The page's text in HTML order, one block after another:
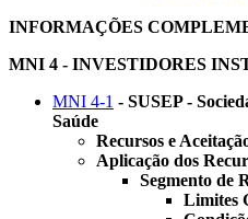
INFORMAÇÕES
MNI 4 - INVESTIDORES
MNI 4-1 - SUSEP -
Saúde
Recursos e
Aplicação dos
Segmento de
Limites